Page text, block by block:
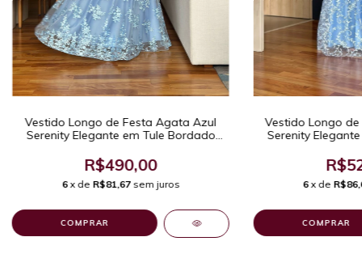
Vestido Longo de Festa Agata Azul
Serenity Elegante em Tule Bordado
R$490,00
6 x de R$81,67 sem juros
COMPRAR
Vestido Longo
Serenity
6 x de
COMPRAR